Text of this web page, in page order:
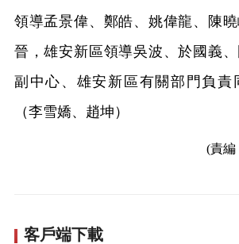
領導孟景偉、鄭皓、姚偉龍、陳
晉，雄安新區領導吳波、於國義
副中心、雄安新區有關部門負責
（李雪嬌、趙坤）
(責編
客戶端下載